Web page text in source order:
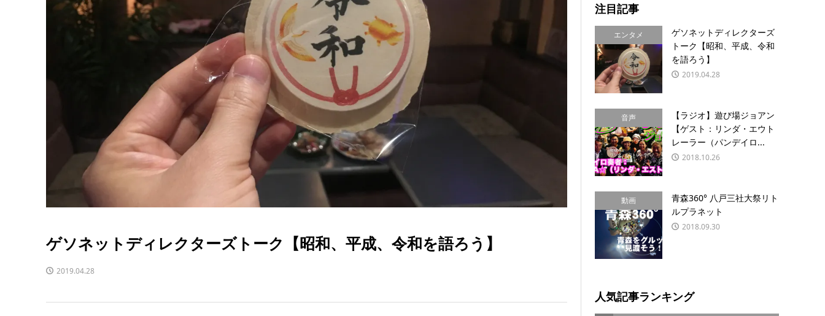
ゲソネットディレクターズトーク【昭和、平成、令和を語ろう】
2019.04.28
注目記事
エンタメ
ゲソネットディレクターズ
トーク【昭和、平成、令和
を語ろう】
2019.04.28
音声
【ラジオ】遊び場ジョアン
【ゲスト：リンダ・エウト
レーラー（パンデイロ...
2018.10.26
動画
青森360° 八戸三社大祭リト
ルプラネット
2018.09.30
人気記事ランキング